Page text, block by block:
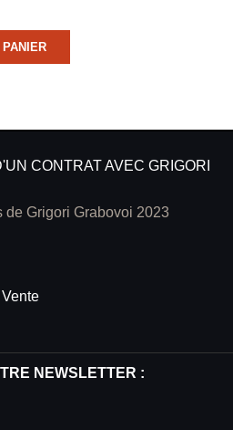
CONTRAT AVEC GRIGORI
Grigori Grabovoi 2023
NEWSLETTER :